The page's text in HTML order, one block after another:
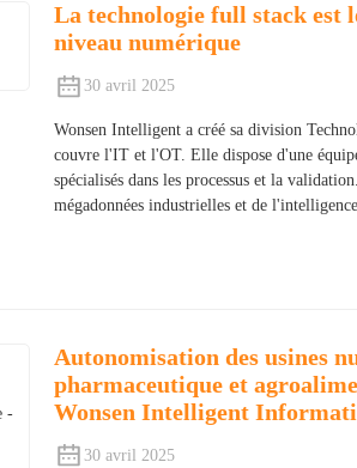
La technologie full stack est
niveau numérique
30 avril 2025
Wonsen Intelligent a créé sa division
couvre l'IT et l'OT. Elle dispose d'une
spécialisés dans les processus et la
mégadonnées industrielles et de
Autonomisation des usines
pharmaceutique et
Wonsen Intelligent
30 avril 2025